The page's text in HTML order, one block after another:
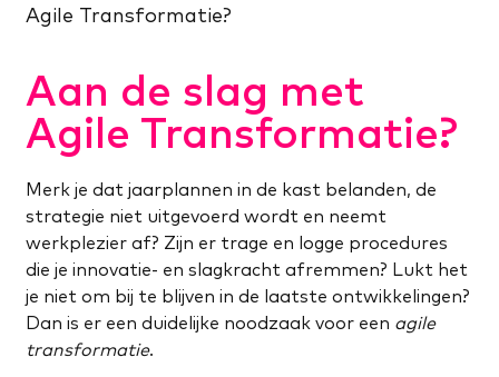
Agile Transformatie?
Aan de slag met
Agile Transformatie?
Merk je dat jaarplannen in de kast belanden, de
strategie niet uitgevoerd wordt en neemt
werkplezier af? Zijn er trage en logge procedures
die je innovatie- en slagkracht afremmen? Lukt het
je niet om bij te blijven in de laatste ontwikkelingen?
Dan is er een duidelijke noodzaak voor een agile
transformatie.